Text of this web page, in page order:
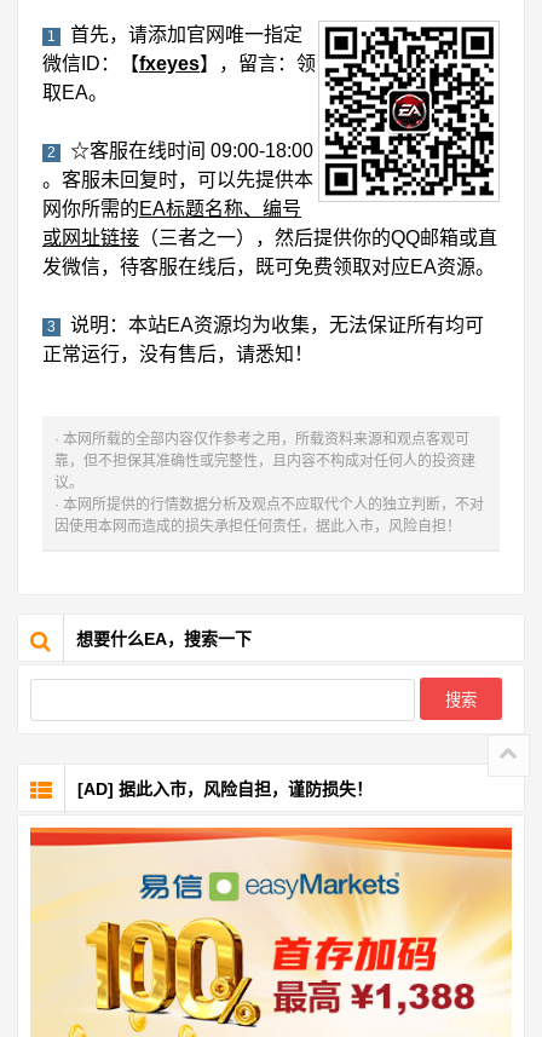
1
首先，请添加官网唯一指定
微信ID：【fxeyes】，留言：领
取EA。
2
☆客服在线时间 09:00-18:00
。客服未回复时，可以先提供本
网你所需的EA标题名称、编号
或网址链接 （三者之一），然后提供你的QQ邮箱或直
发微信，待客服在线后，既可免费领取对应EA资源。
3
说明：本站EA资源均为收集，无法保证所有均可
正常运行，没有售后，请悉知！
· 本网所载的全部内容仅作参考之用，所载资料来源和观点客观可
靠，但不担保其准确性或完整性，且内容不构成对任何人的投资建
议。
· 本网所提供的行情数据分析及观点不应取代个人的独立判断，不对
因使用本网而造成的损失承担任何责任，据此入市，风险自担！
想要什么EA，搜索一下
[AD] 据此入市，风险自担，谨防损失！